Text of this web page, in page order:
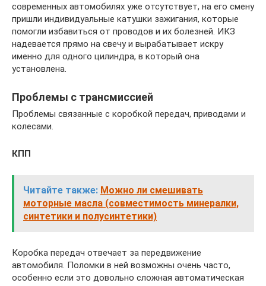
современных автомобилях уже отсутствует, на его смену
пришли индивидуальные катушки зажигания, которые
помогли избавиться от проводов и их болезней. ИКЗ
надевается прямо на свечу и вырабатывает искру
именно для одного цилиндра, в который она
установлена.
Проблемы с трансмиссией
Проблемы связанные с коробкой передач, приводами и
колесами.
КПП
Читайте также: Можно ли смешивать
моторные масла (совместимость минералки,
синтетики и полусинтетики)
Коробка передач отвечает за передвижение
автомобиля. Поломки в ней возможны очень часто,
особенно если это довольно сложная автоматическая